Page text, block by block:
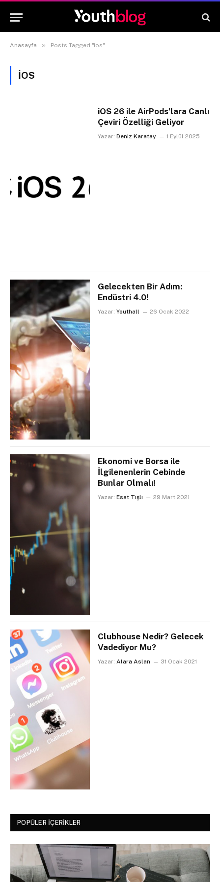
Anasayfa » Posts Tagged "ios"
IOS
iOS 26 ile AirPods’lara Canlı
Çeviri Özelliği Geliyor
Yazar: Deniz Karatay 1 Eylül 2025
Gelecekten Bir Adım:
Endüstri 4.0!
Yazar: Youthall 26 Ocak 2022
Ekonomi ve Borsa ile
İlgilenenlerin Cebinde
Bunlar Olmalı!
Yazar: Esat Tışlı 29 Mart 2021
Clubhouse Nedir? Gelecek
Vadediyor Mu?
Yazar: Alara Aslan 31 Ocak 2021
POPÜLER İÇERIKLER